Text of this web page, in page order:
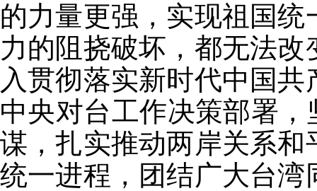
的力量更强，实现祖国
力的阻挠破坏，都无法
入贯彻落实新时代中国
中央对台工作决策部署
谋，扎实推动两岸关系
统一进程，团结广大台